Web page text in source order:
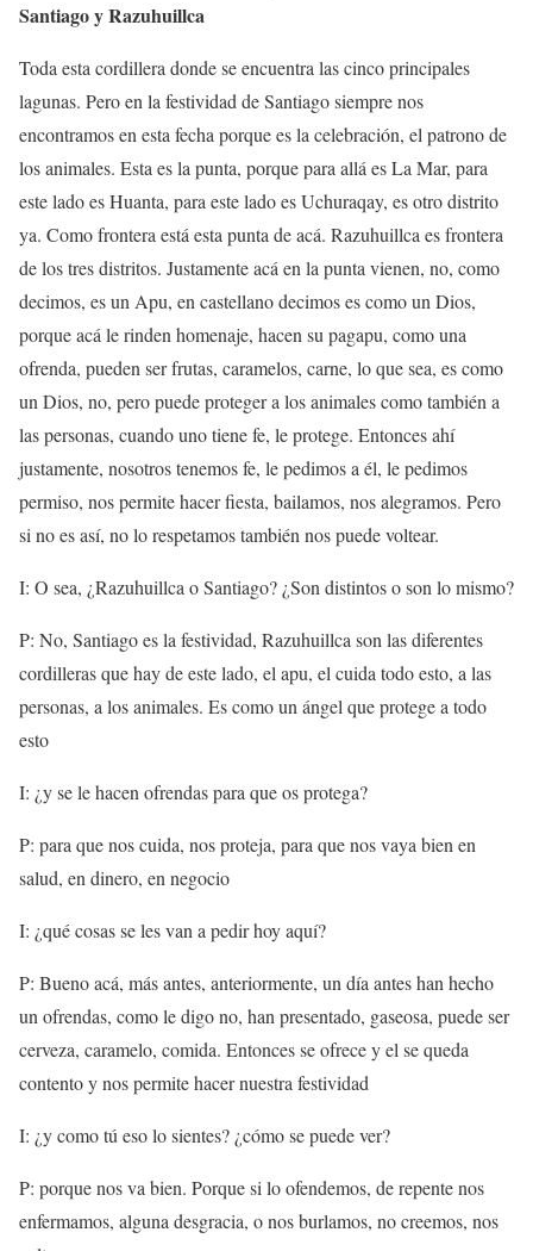
Santiago y Razuhuillca
Toda esta cordillera donde se encuentra las cinco principales
lagunas. Pero en la festividad de Santiago siempre nos
encontramos en esta fecha porque es la celebración, el patrono de
los animales. Esta es la punta, porque para allá es La Mar, para
este lado es Huanta, para este lado es Uchuraqay, es otro distrito
ya. Como frontera está esta punta de acá. Razuhuillca es frontera
de los tres distritos. Justamente acá en la punta vienen, no, como
decimos, es un Apu, en castellano decimos es como un Dios,
porque acá le rinden homenaje, hacen su pagapu, como una
ofrenda, pueden ser frutas, caramelos, carne, lo que sea, es como
un Dios, no, pero puede proteger a los animales como también a
las personas, cuando uno tiene fe, le protege. Entonces ahí
justamente, nosotros tenemos fe, le pedimos a él, le pedimos
permiso, nos permite hacer fiesta, bailamos, nos alegramos. Pero
si no es así, no lo respetamos también nos puede voltear.
I: O sea, ¿Razuhuillca o Santiago? ¿Son distintos o son lo mismo?
P: No, Santiago es la festividad, Razuhuillca son las diferentes
cordilleras que hay de este lado, el apu, el cuida todo esto, a las
personas, a los animales. Es como un ángel que protege a todo
esto
I: ¿y se le hacen ofrendas para que os protega?
P: para que nos cuida, nos proteja, para que nos vaya bien en
salud, en dinero, en negocio
I: ¿qué cosas se les van a pedir hoy aquí?
P: Bueno acá, más antes, anteriormente, un día antes han hecho
un ofrendas, como le digo no, han presentado, gaseosa, puede ser
cerveza, caramelo, comida. Entonces se ofrece y el se queda
contento y nos permite hacer nuestra festividad
I: ¿y como tú eso lo sientes? ¿cómo se puede ver?
P: porque nos va bien. Porque si lo ofendemos, de repente nos
enfermamos, alguna desgracia, o nos burlamos, no creemos, nos